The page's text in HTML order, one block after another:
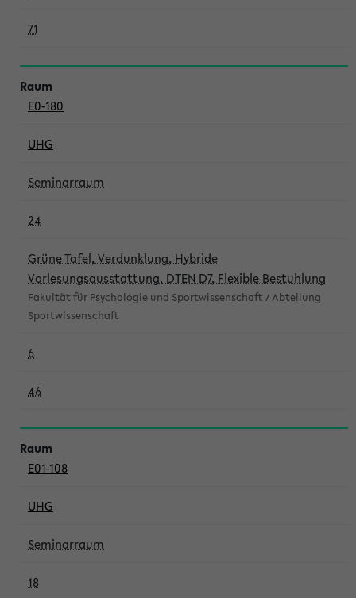
71
E0-180
UHG
Seminarraum
24
Grüne Tafel, Verdunklung, Hybride
Vorlesungsausstattung, DTEN D7, Flexible Bestuhlung
Fakultät für Psychologie und Sportwissenschaft / Abteilung
Sportwissenschaft
6
46
E01-108
UHG
Seminarraum
18